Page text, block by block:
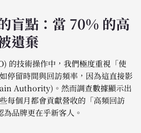
盲點：當 70% 的高
遺棄
的技術操作中，我們極度重視「使
停留時間與回訪頻率，因為這直接影
Authority)。然而調查數據顯示出
每個月都會貢獻營收的「高頻回訪
品牌更在乎新客人。